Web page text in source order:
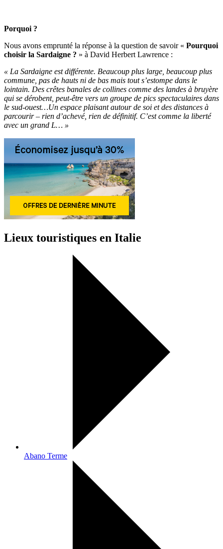
Porquoi ?
Nous avons emprunté la réponse à la question de savoir « Pourquoi
choisir la Sardaigne ? » à David Herbert Lawrence :
« La Sardaigne est différente. Beaucoup plus large, beaucoup plus
commune, pas de hauts ni de bas mais tout s’estompe dans le
lointain. Des crêtes banales de collines comme des landes à bruyère
qui se dérobent, peut-être vers un groupe de pics spectaculaires dans
le sud-ouest…Un espace plaisant autour de soi et des distances à
parcourir – rien d’achevé, rien de définitif. C’est comme la liberté
avec un grand L… »
Lieux touristiques en Italie
Abano Terme